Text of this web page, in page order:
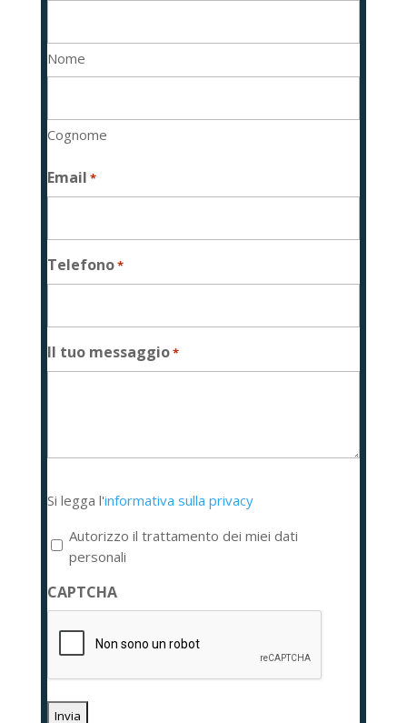
Nome
Cognome
Email *
Telefono*
Il tuo messaggio*
legga
l'informativa
sulla
privacy
*
Si legga l'informativa sulla privacy
Autorizzo il trattamento dei miei dati
personali
CAPTCHA